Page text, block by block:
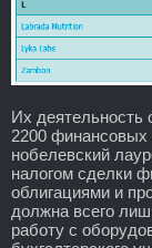
Их деятельность
2200 финансовых
нобелевский
налогом сделки
облигациями и
должна всего
работу с